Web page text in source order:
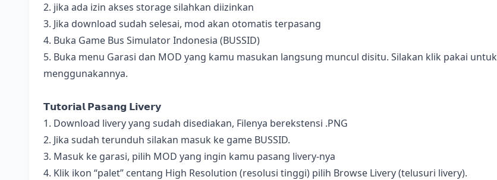
2. jika ada izin akses storage silahkan diizinkan
3. Jika download sudah selesai, mod akan otomatis terpasang
4. Buka Game Bus Simulator Indonesia (BUSSID)
5. Buka menu Garasi dan MOD yang kamu masukan langsung muncul disitu. Silakan klik pakai untuk
menggunakannya.
𝗧𝘂𝘁𝗼𝗿𝗶𝗮𝗹 𝗣𝗮𝘀𝗮𝗻𝗴 𝗟𝗶𝘃𝗲𝗿𝘆
1. Download livery yang sudah disediakan, Filenya berekstensi .PNG
2. Jika sudah terunduh silakan masuk ke game BUSSID.
3. Masuk ke garasi, pilih MOD yang ingin kamu pasang livery-nya
4. Klik ikon “palet” centang High Resolution (resolusi tinggi) pilih Browse Livery (telusuri livery).